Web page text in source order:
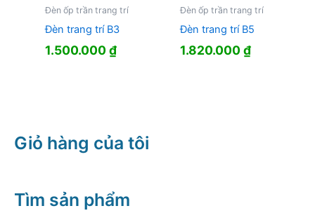
Đèn ốp trần trang trí
Đèn trang trí B3
1.500.000₫
Đèn ốp trần trang trí
Đèn trang trí B5
1.820.000₫
Giỏ hàng của tôi
Tìm sản phẩm